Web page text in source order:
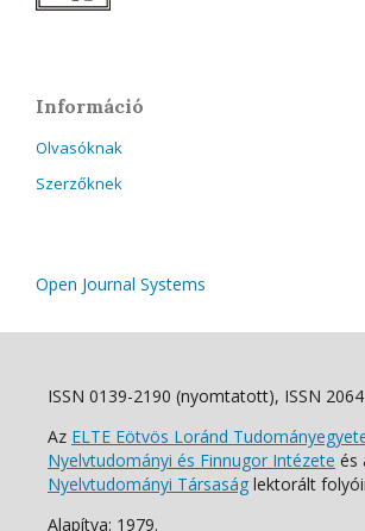
Információ
Olvasóknak
Szerzőknek
Open Journal Systems
ISSN 0139-2190 (nyomtatott), ISSN
Az ELTE Eötvös Loránd
Nyelvtudományi és Finnugor Intézete és
Nyelvtudományi Társaság lektorált
Alapítva: 1979.